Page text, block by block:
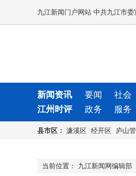
九江新闻门户网站 中共九江市
新闻资讯 要闻 社会
江州时评
政务 服务
县市区： 濂溪区 经开区 庐山
当前位置： 九江新闻网编辑部